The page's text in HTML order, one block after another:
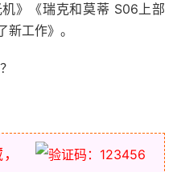
》《瑞克和莫蒂 S06上部
工作》。